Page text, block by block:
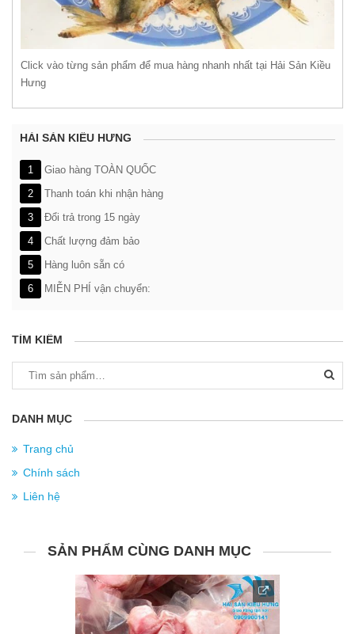
Click vào từng sản phẩm để mua hàng nhanh nhất tại Hải Sản Kiều
Hưng
HẢI SẢN KIỀU HƯNG
1
Giao hàng TOÀN QUỐC
2
Thanh toán khi nhận hàng
3
Đổi trả trong 15 ngày
4
Chất lượng đảm bảo
5
Hàng luôn sẵn có
6
MIỄN PHÍ vận chuyển:
TÌM KIẾM
kiếm:
DANH MỤC
Trang chủ
Chính sách
Liên hệ
SẢN PHẨM CÙNG DANH MỤC